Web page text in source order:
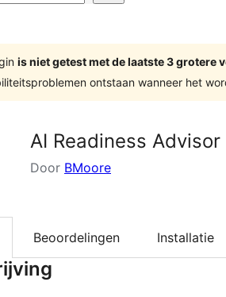
is niet getest met de laatste 3 grotere
ontstaan wanneer het
AI Readiness Advisor
Door BMoore
Beoordelingen Installatie